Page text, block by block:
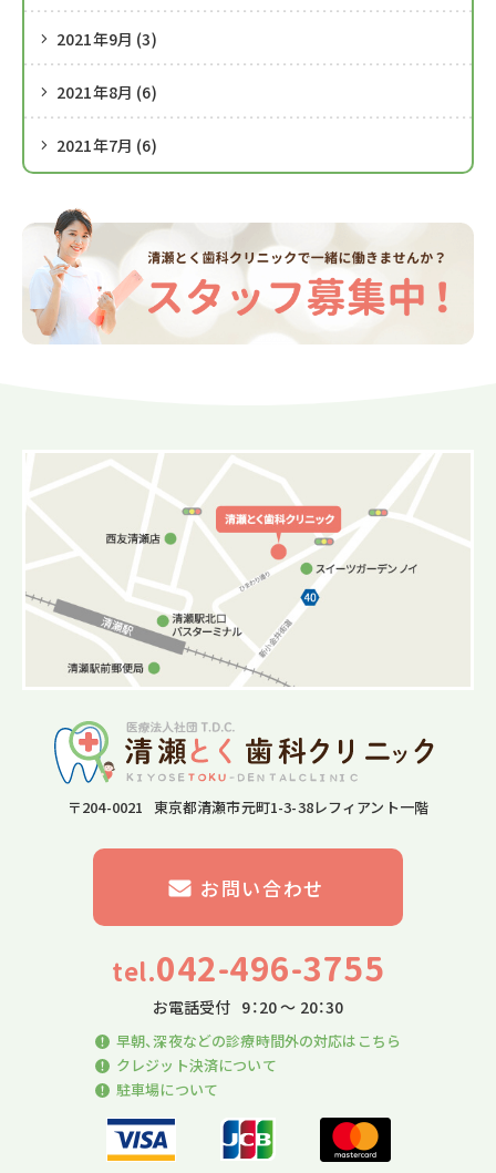
2021年9月 (3)
2021年8月 (6)
2021年7月 (6)
〒204-0021 東京都清瀬市元町1-3-38レフィアント一階
お問い合わせ
tel.042-496-3755
お電話受付 9：20 〜 20：30
早朝、深夜などの診療時間外の対応はこちら
クレジット決済について
駐車場について